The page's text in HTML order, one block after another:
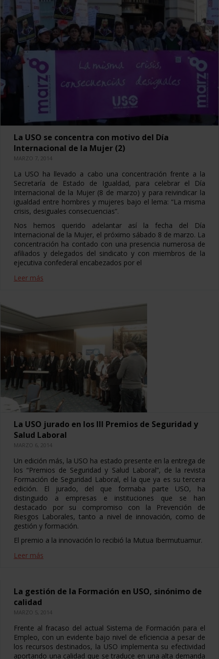
La USO se concentra con motivo del Día
Internacional de la Mujer (2)
MARZO 7, 2014
La USO ha llevado a cabo una concentración frente a la
Secretaría de Estado de Igualdad, para celebrar el Día
Internacional de la Mujer (8 de marzo) y para reivindicar la
igualdad entre hombres y mujeres bajo el lema: “La misma
crisis, desiguales consecuencias”.
Nos hemos querido adelantar así la fecha del Día
Internacional de la Mujer, el próximo sábado 8 de marzo. La
concentración ha contado con una presencia numerosa de
afiliados y delegados del sindicato y con miembros de la
ejecutiva confederal encabezados por el
Leer más
La USO jurado en los III Premios de Seguridad y
Salud Laboral
MARZO 6, 2014
Un edición más, la USO ha estado presente en la entrega de
los “Premios de Seguridad y Salud Laboral”, de la revista
Formación de Seguridad Laboral, el la que ya es su tercera
edición. El jurado, del que formaba parte USO, ha
distinguido a empresas e instituciones que se han
destacado por su compromiso con la Prevención de
Riesgos Laborales, tanto a nivel de innovación, como de
gestión y formación.
El premio a la innovación lo recibió la Mutua Ibermutuamur.
Leer más
La gestión de la Formación en USO, sinónimo de
calidad
MARZO 5, 2014
Frente al fracaso del actual Sistema de Formación para el
Empleo, con un evidente bajo nivel de eficiencia a pesar de
los recursos destinados, la USO implementa su efectividad
aportando una calidad que se traduce en una alta demanda